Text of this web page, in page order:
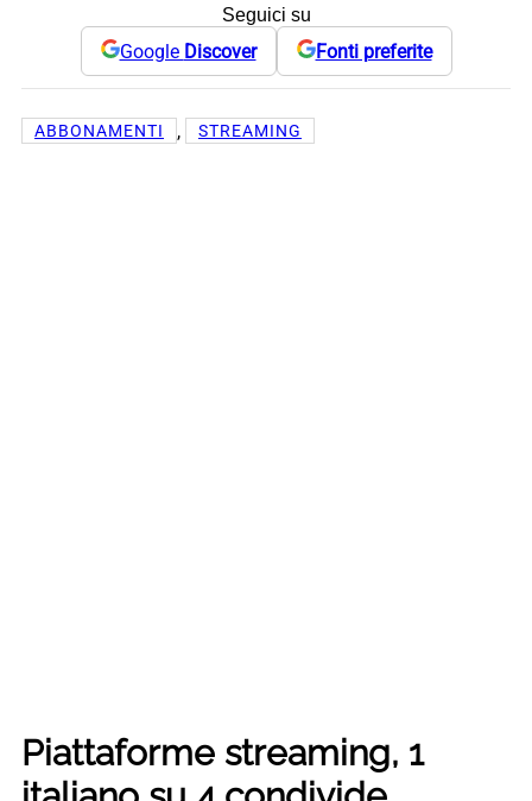
Seguici su
Google Discover Fonti preferite
ABBONAMENTI , STREAMING
Piattaforme streaming, 1